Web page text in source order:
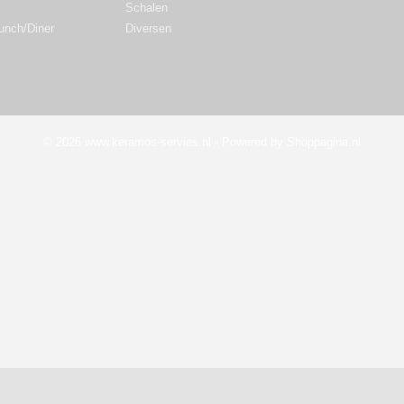
Diner
Schalen
Diversen